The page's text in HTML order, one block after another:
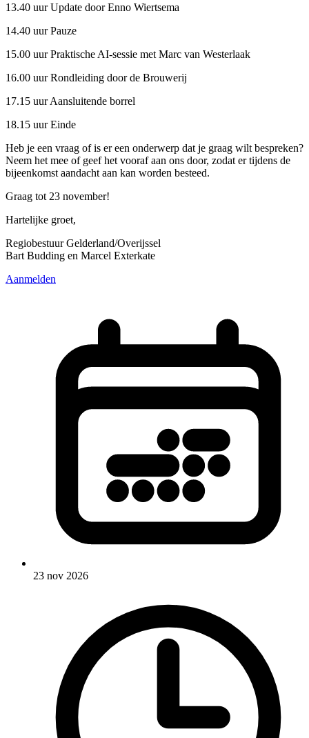
13.40 uur Update door Enno Wiertsema
14.40 uur Pauze
15.00 uur Praktische AI-sessie met Marc van Westerlaak
16.00 uur Rondleiding door de Brouwerij
17.15 uur Aansluitende borrel
18.15 uur Einde
Heb je een vraag of is er een onderwerp dat je graag wilt bespreken?
Neem het mee of geef het vooraf aan ons door, zodat er tijdens de
bijeenkomst aandacht aan kan worden besteed.
Graag tot 23 november!
Hartelijke groet,
Regiobestuur Gelderland/Overijssel
Bart Budding en Marcel Exterkate
Aanmelden
23 nov 2026